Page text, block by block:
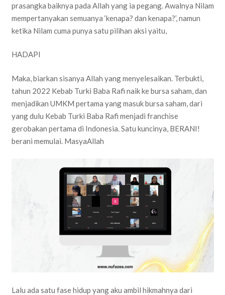
prasangka baiknya pada Allah yang ia pegang. Awalnya Nilam
mempertanyakan semuanya ‘kenapa? dan kenapa?’, namun
ketika Nilam cuma punya satu pilihan aksi yaitu,
HADAPI
Maka, biarkan sisanya Allah yang menyelesaikan. Terbukti,
tahun 2022 Kebab Turki Baba Rafi naik ke bursa saham, dan
menjadikan UMKM pertama yang masuk bursa saham, dari
yang dulu Kebab Turki Baba Rafi menjadi franchise
gerobakan pertama di Indonesia. Satu kuncinya, BERANI!
berani memulai. MasyaAllah
Lalu ada satu fase hidup yang aku ambil hikmahnya dari